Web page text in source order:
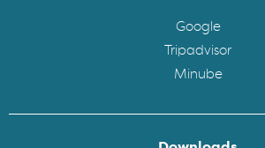
Google
Tripadvisor
Minube